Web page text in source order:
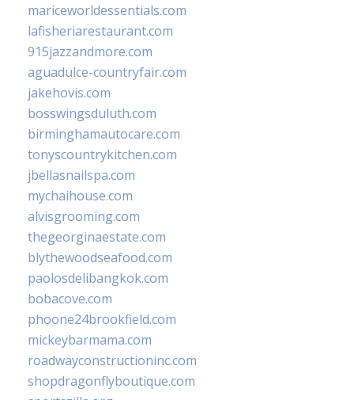
mariceworldessentials.com
lafisheriarestaurant.com
915jazzandmore.com
aguadulce-countryfair.com
jakehovis.com
bosswingsduluth.com
birminghamautocare.com
tonyscountrykitchen.com
jbellasnailspa.com
mychaihouse.com
alvisgrooming.com
thegeorginaestate.com
blythewoodseafood.com
paolosdelibangkok.com
bobacove.com
phoone24brookfield.com
mickeybarmama.com
roadwayconstructioninc.com
shopdragonflyboutique.com